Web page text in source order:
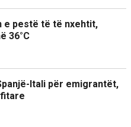
e pestë të të nxehtit,
36°C
Itali për emigrantët,